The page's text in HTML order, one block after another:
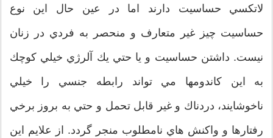
لاتكسي حساسيت دارند اما در عين حال اين نوع
حساسيت چيز غير متعارف و منحصر به فردي در زنان
نيست. داشتن حساسيت و يا حتي يك آلرژي خيلي كوچك
به اين كاندومها مي تواند رابطه جنسي را خيلي
ناخوشايند، دردناك و غير قابل تحمل و حتي به بروز برخي
رفتارها و واكنش هاي نامطلوب منجر گردد. از علايم اين